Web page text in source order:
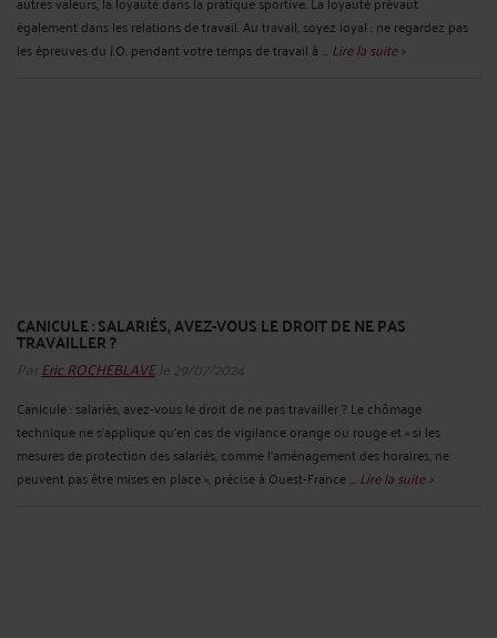
également dans les relations de travail. Au travail, soyez loyal : ne regardez pas
les épreuves du J.O. pendant votre temps de travail à ... Lire la suite >
CANICULE : SALARIÉS, AVEZ-VOUS LE DROIT DE NE PAS
TRAVAILLER ?
Par Eric ROCHEBLAVEle 29/07/2024
Canicule : salariés, avez-vous le droit de ne pas travailler ? Le chômage
technique ne s’applique qu’en cas de vigilance orange ou rouge et « si les
mesures de protection des salariés, comme l’aménagement des horaires, ne
peuvent pas être mises en place », précise à Ouest-France ... Lire la suite >